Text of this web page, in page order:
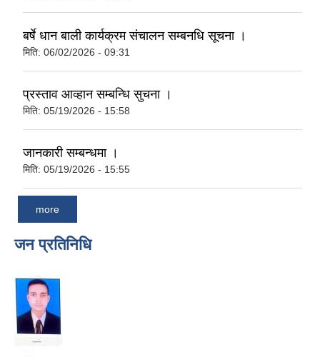
बर्षे धान बाली कार्यक्रम संचालन सम्बनधि सूचना ।
मिति: 06/02/2026 - 09:31
प्रस्ताव आव्हान सम्बन्धि सुचना ।
मिति: 05/19/2026 - 15:58
जानकारी सम्बन्धमा ।
मिति: 05/19/2026 - 15:55
more
जन प्रतिनिधि